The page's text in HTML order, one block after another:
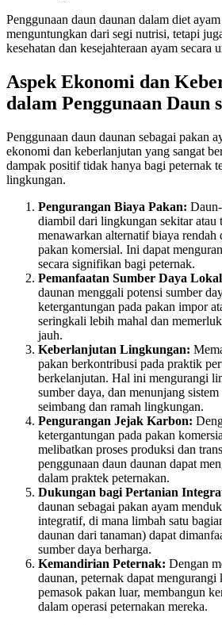
Penggunaan daun daunan dalam diet
menguntungkan dari segi nutrisi, tetapi
kesehatan dan kesejahteraan ayam secara
Aspek Ekonomi dan
dalam Penggunaan Daun
Penggunaan daun daunan sebagai pakan
ekonomi dan keberlanjutan yang sangat
dampak positif tidak hanya bagi peternak
lingkungan.
Pengurangan Biaya Pakan:
diambil dari lingkungan sekitar atau
menawarkan alternatif biaya rendah
pakan komersial. Ini dapat
secara signifikan bagi peternak.
Pemanfaatan Sumber Daya
daunan menggali potensi sumber
ketergantungan pada pakan impor
seringkali lebih mahal dan
jauh.
Keberlanjutan Lingkungan:
pakan berkontribusi pada praktik
berkelanjutan. Hal ini mengurangi
sumber daya, dan menunjang
seimbang dan ramah lingkungan.
Pengurangan Jejak Karbon:
ketergantungan pada pakan
melibatkan proses produksi dan
penggunaan daun daunan dapat
dalam praktek peternakan.
Dukungan bagi Pertanian
daunan sebagai pakan ayam
integratif, di mana limbah satu
daunan dari tanaman) dapat
sumber daya berharga.
Kemandirian Peternak: Dengan
daunan, peternak dapat mengurangi
pemasok pakan luar, membangun
dalam operasi peternakan mereka.